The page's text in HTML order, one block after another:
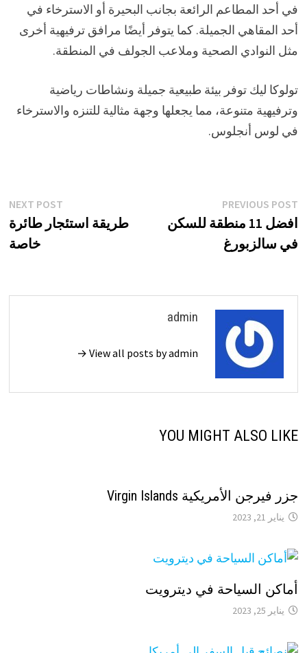
في أحد المطاعم الرائعة بجانب البحيرة أو الاسترخاء في
أحد المقاهي الجميلة. كما يتوفر أيضًا مرافق ترفيهية أخرى
مثل النوادي الصحية وملاعب الجولف في المنطقة.
تولوكا ليك توفر بيئة طبيعية جميلة ونشاطات رياضية
وترفيهية متنوعة، مما يجعلها وجهة مثالية للتنزه والاسترخاء
في لوس أنجلوس.
تصفّح
المقالات
PREVIOUS POST
Previous
post:
افضل 11 منطقة للسكن
في سالزبورغ
NEXT POST
طريقة استئجار طائرة
خاصة
admin
View all posts by admin →
YOU MIGHT ALSO LIKE
جزر فيرجن الأمريكية Virgin Islands
يناير 21, 2023
أماكن السياحة في ديترويت
يناير 25, 2023